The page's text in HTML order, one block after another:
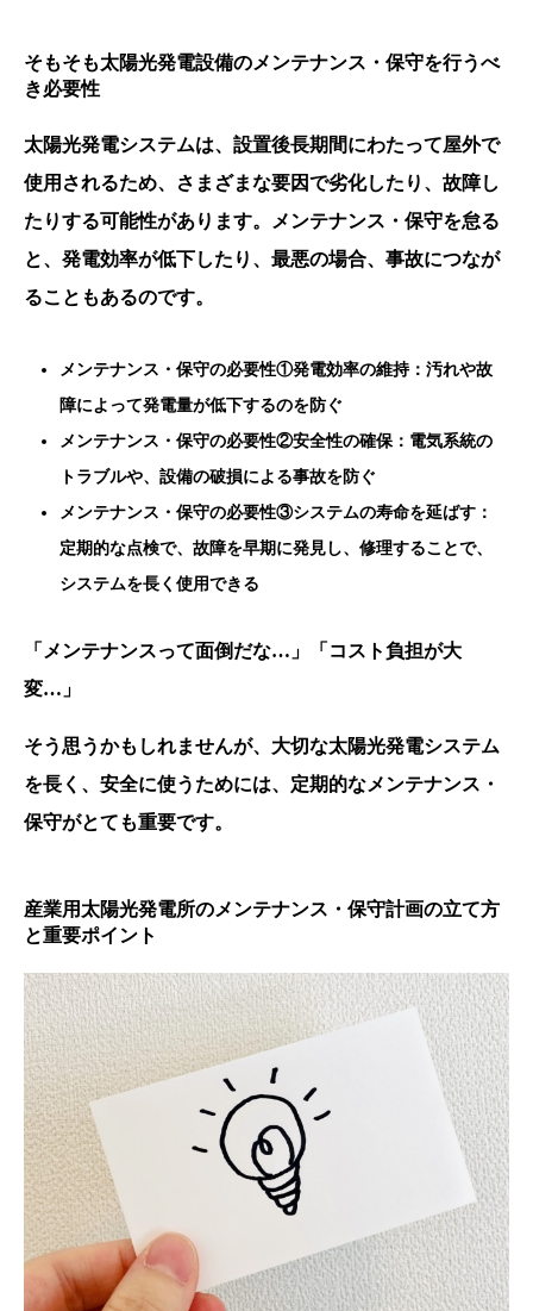
そもそも太陽光発電設備のメンテナンス・保守を行うべ
き必要性
太陽光発電システムは、設置後長期間にわたって屋外で
使用されるため、さまざまな要因で劣化したり、故障し
たりする可能性があります。メンテナンス・保守を怠る
と、発電効率が低下したり、最悪の場合、事故につなが
ることもあるのです。
メンテナンス・保守の必要性①発電効率の維持：汚れや故
障によって発電量が低下するのを防ぐ
メンテナンス・保守の必要性②安全性の確保：電気系統の
トラブルや、設備の破損による事故を防ぐ
メンテナンス・保守の必要性③システムの寿命を延ばす：
定期的な点検で、故障を早期に発見し、修理することで、
システムを長く使用できる
「メンテナンスって面倒だな…」「コスト負担が大
変…」
そう思うかもしれませんが、大切な太陽光発電システム
を長く、安全に使うためには、定期的なメンテナンス・
保守がとても重要です。
産業用太陽光発電所のメンテナンス・保守計画の立て方
と重要ポイント